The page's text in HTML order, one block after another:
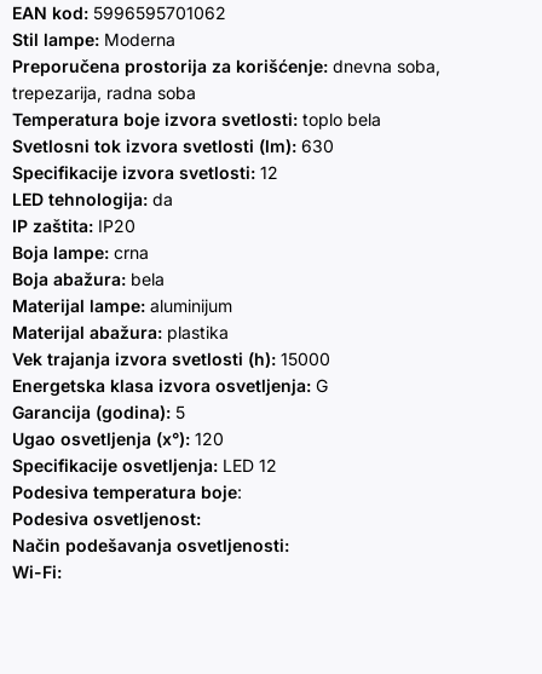
EAN kod: 5996595701062
Stil lampe: Moderna
Preporučena prostorija za korišćenje: dnevna soba,
trepezarija, radna soba
Temperatura boje izvora svetlosti: toplo bela
Svetlosni tok izvora svetlosti (lm): 630
Specifikacije izvora svetlosti: 12
LED tehnologija: da
IP zaštita: IP20
Boja lampe: crna
Boja abažura: bela
Materijal lampe: aluminijum
Materijal abažura: plastika
Vek trajanja izvora svetlosti (h): 15000
Energetska klasa izvora osvetljenja: G
Garancija (godina): 5
Ugao osvetljenja (x°): 120
Specifikacije osvetljenja: LED 12
Podesiva temperatura boje:
Podesiva osvetljenost:
Način podešavanja osvetljenosti:
Wi-Fi: